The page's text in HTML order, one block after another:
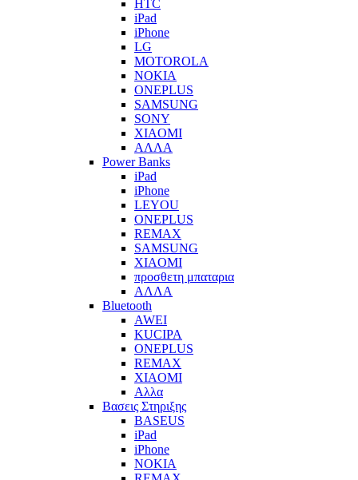
HTC
iPad
iPhone
LG
MOTOROLA
NOKIA
ONEPLUS
SAMSUNG
SONY
XIAOMI
ΑΛΛΑ
Power Banks
iPad
iPhone
LEYOU
ONEPLUS
REMAX
SAMSUNG
XIAOMI
προσθετη μπαταρια
ΑΛΛΑ
Bluetooth
AWEI
KUCIPA
ONEPLUS
REMAX
XIAOMI
Αλλα
Βασεις Στηριξης
BASEUS
iPad
iPhone
NOKIA